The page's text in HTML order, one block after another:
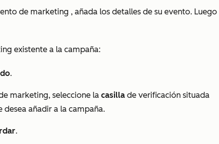
de marketing , añada los detalles de su evento. Luego
existente a la campaña:
.
marketing, seleccione la casilla de verificación situada
añadir a la campaña.
.